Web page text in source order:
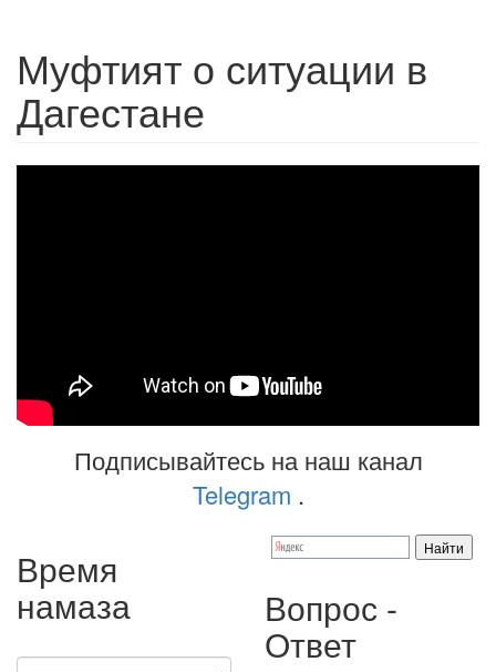
Муфтият о ситуации в
Дагестане
Подписывайтесь на наш канал
Telegram .
Время
намаза Вопрос -
Ответ